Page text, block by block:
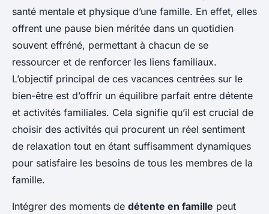
santé mentale et physique d’une famille. En effet, elles
offrent une pause bien méritée dans un quotidien
souvent effréné, permettant à chacun de se
ressourcer et de renforcer les liens familiaux.
L’objectif principal de ces vacances centrées sur le
bien-être est d’offrir un équilibre parfait entre détente
et activités familiales. Cela signifie qu’il est crucial de
choisir des activités qui procurent un réel sentiment
de relaxation tout en étant suffisamment dynamiques
pour satisfaire les besoins de tous les membres de la
famille.
Intégrer des moments de détente en famille peut